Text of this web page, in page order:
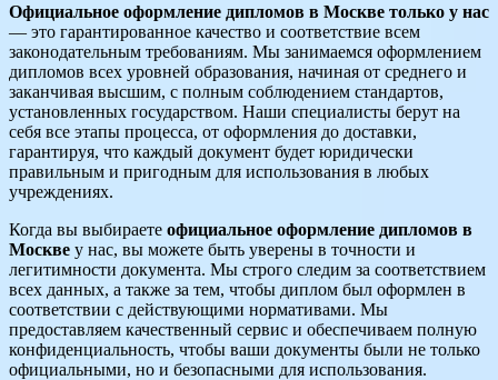
Официальное оформление дипломов в Москве только у нас
— это гарантированное качество и соответствие всем
законодательным требованиям. Мы занимаемся оформлением
дипломов всех уровней образования, начиная от среднего и
заканчивая высшим, с полным соблюдением стандартов,
установленных государством. Наши специалисты берут на
себя все этапы процесса, от оформления до доставки,
гарантируя, что каждый документ будет юридически
правильным и пригодным для использования в любых
учреждениях.
Когда вы выбираете официальное оформление дипломов в
Москве у нас, вы можете быть уверены в точности и
легитимности документа. Мы строго следим за соответствием
всех данных, а также за тем, чтобы диплом был оформлен в
соответствии с действующими нормативами. Мы
предоставляем качественный сервис и обеспечиваем полную
конфиденциальность, чтобы ваши документы были не только
официальными, но и безопасными для использования.